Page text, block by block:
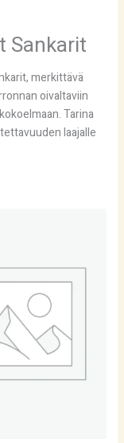
Sankarit
merkittävä
oivaltaviin
Tarina
laajalle